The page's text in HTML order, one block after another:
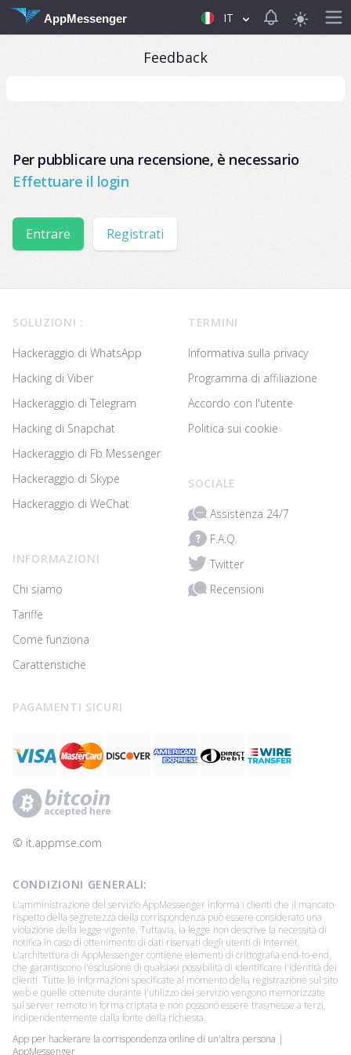
AppMessenger IT View
Feedback
Per pubblicare una recensione, è necessario
Effettuare il login
Entrare Registrati
SOLUZIONI :
Hackeraggio di WhatsApp
Hacking di Viber
Hackeraggio di Telegram
Hacking di Snapchat
Hackeraggio di Fb Messenger
Hackeraggio di Skype
Hackeraggio di WeChat
INFORMAZIONI
Chi siamo
Tariffe
Come funziona
Caratteristiche
TERMINI
Informativa sulla privacy
Programma di affiliazione
Accordo con l'utente
Politica sui cookie
SOCIALE
Assistenza 24/7
F.A.Q.
Twitter
Recensioni
PAGAMENTI SICURI
© ‌it.appmse.com
CONDIZIONI GENERALI:
L'amministrazione del servizio AppMessenger informa i clienti che il mancato
rispetto della segretezza della corrispondenza può essere considerato una
violazione della legge vigente. Tuttavia, la legge non descrive la necessità di
notifica in caso di ottenimento di dati riservati degli utenti di Internet.
L'architettura di AppMessenger contiene elementi di crittografia end-to-end,
che garantiscono l'esclusione di qualsiasi possibilità di identificare l'identità dei
clienti. Tutte le informazioni specificate al momento della registrazione sul sito
web e quelle ottenute durante l'utilizzo del servizio vengono memorizzate
sul server remoto in forma criptata e non possono essere trasmesse a terzi,
indipendentemente dalla fonte della richiesta.
App per hackerare la corrispondenza online di un'altra persona |
AppMessenger